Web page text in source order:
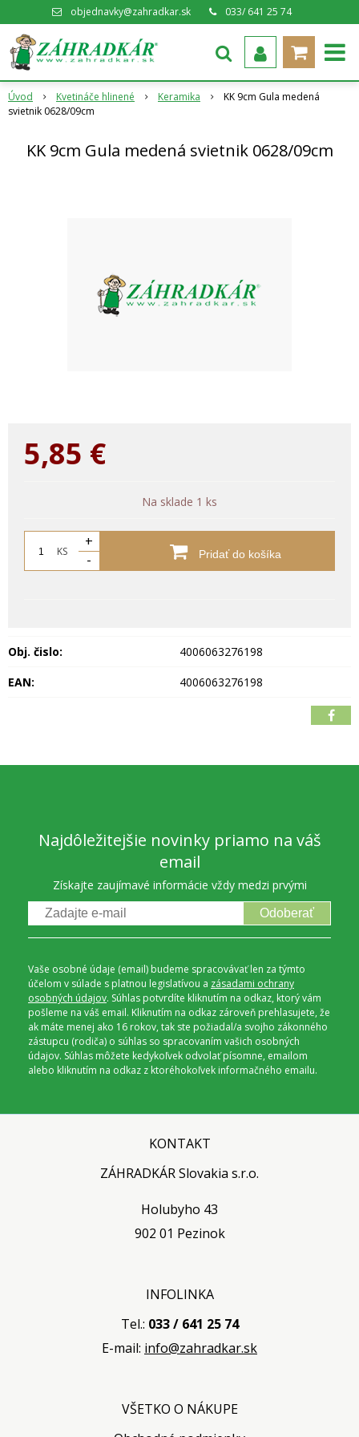
objednavky@zahradkar.sk 033/ 641 25 74
Úvod Kvetináče hlinené Keramika
KK 9cm Gula medená
svietnik 0628/09cm
KK 9cm Gula medená svietnik 0628/09cm
5,85 €
Na sklade 1 ks
KS
+
-
Pridať do košíka
Obj. čislo:
4006063276198
EAN:
4006063276198
Najdôležitejšie novinky priamo na váš
email
Získajte zaujímavé informácie vždy medzi prvými
Odoberať
Vaše osobné údaje (email) budeme spracovávať len za týmto
účelom v súlade s platnou legislatívou a zásadami ochrany
osobných údajov. Súhlas potvrdíte kliknutím na odkaz, ktorý vám
pošleme na váš email. Kliknutím na odkaz zároveň prehlasujete, že
ak máte menej ako 16 rokov, tak ste požiadal/a svojho zákonného
zástupcu (rodiča) o súhlas so spracovaním vašich osobných
údajov. Súhlas môžete kedykoľvek odvolať písomne, emailom
alebo kliknutím na odkaz z ktoréhokoľvek informačného emailu.
KONTAKT
ZÁHRADKÁR Slovakia s.r.o.
Holubyho 43
902 01 Pezinok
INFOLINKA
Tel.: 033 / 641 25 74
E-mail: info@zahradkar.sk
VŠETKO O NÁKUPE